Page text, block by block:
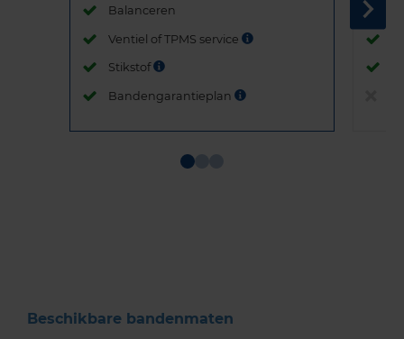
Balanceren
Ventiel of TPMS service
Stikstof
Bandengarantieplan
Beschikbare bandenmaten